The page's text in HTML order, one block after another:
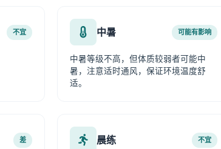
不宜 中暑 可能有影响
中暑等级不高，但体质较弱者可能中
暑，注意适时通风，保证环境温度舒
适。
差 晨练 不宜